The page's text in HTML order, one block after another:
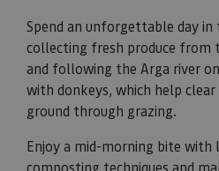
Spend an unforgettable day
collecting fresh produce from
and following the Arga river
with donkeys, which help
ground through grazing.
Enjoy a mid-morning bite with
composting techniques and